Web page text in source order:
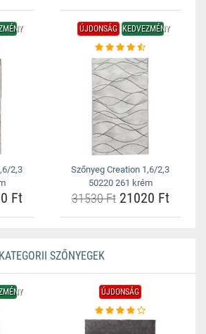
2,3
Ft
ÚJDONSÁG KEDVEZMÉNY
Szőnyeg Creation 1,6/2,3
50220 261 krém
31530 Ft21020 Ft
SZŐNYEGEK
ÚJDONSÁG